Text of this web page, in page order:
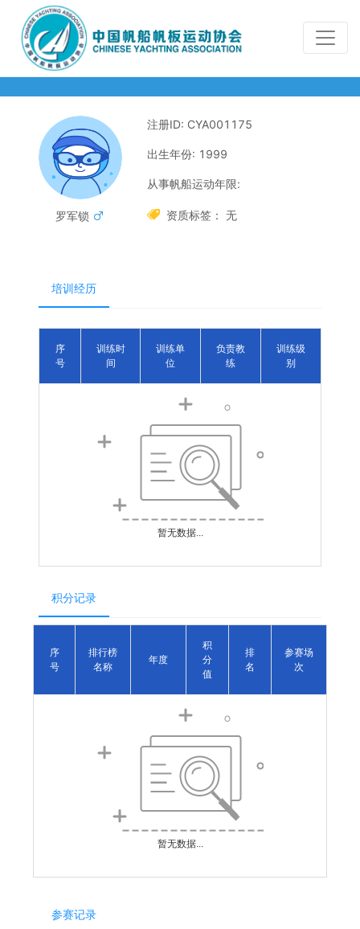
罗军锁 
注册ID: CYA001175
出生年份: 1999
从事帆船运动年限:
 资质标签： 无
培训经历
序
号
训练时
间
训练单
位
负责教
练
训练级
别
暂无数据...
积分记录
序
号
排行榜
名称
年度
积
分
值
排
名
参赛场
次
暂无数据...
参赛记录